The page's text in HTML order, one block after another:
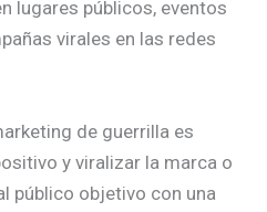
lugares públicos, eventos
virales en las redes
de guerrilla es
y viralizar la marca o
público objetivo con una